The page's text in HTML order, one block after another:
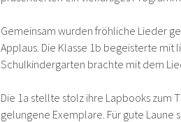
Gemeinsam wurden fröhliche Lieder
Applaus. Die Klasse 1b begeisterte
Schulkindergarten brachte mit dem
Die 1a stellte stolz ihre Lapbooks zum
gelungene Exemplare. Für gute Laune